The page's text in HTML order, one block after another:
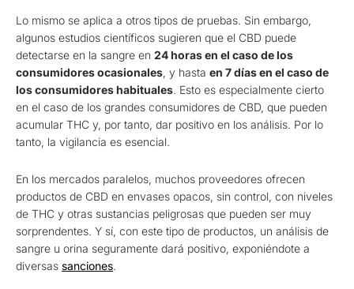
Lo mismo se aplica a otros tipos de pruebas. Sin embargo,
algunos estudios científicos sugieren que el CBD puede
detectarse en la sangre en 24 horas en el caso de los
consumidores ocasionales, y hasta en 7 días en el caso de
los consumidores habituales. Esto es especialmente cierto
en el caso de los grandes consumidores de CBD, que pueden
acumular THC y, por tanto, dar positivo en los análisis. Por lo
tanto, la vigilancia es esencial.
En los mercados paralelos, muchos proveedores ofrecen
productos de CBD en envases opacos, sin control, con niveles
de THC y otras sustancias peligrosas que pueden ser muy
sorprendentes. Y sí, con este tipo de productos, un análisis de
sangre u orina seguramente dará positivo, exponiéndote a
diversas sanciones.